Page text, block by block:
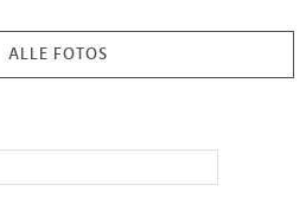
ALLE FOTOS